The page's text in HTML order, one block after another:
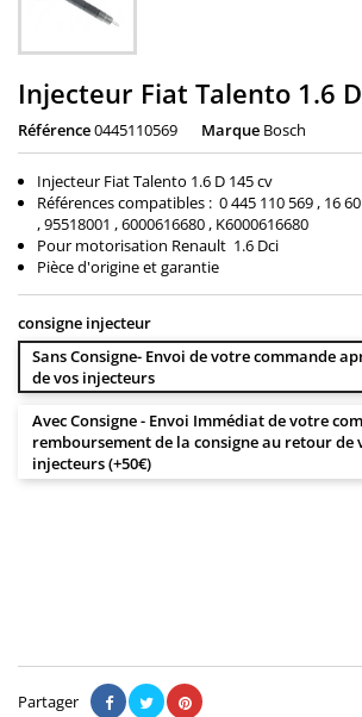
Injecteur Fiat Talento 1.6
Référence0445110569 Marque Bosch
Injecteur Fiat Talento 1.6 D 145 cv
Références compatibles : 0 445 110 569 , 16
, 95518001 , 6000616680 , K6000616680
Pour motorisation Renault 1.6 Dci
Pièce d'origine et garantie
consigne injecteur
Sans Consigne- Envoi de votre commande
de vos injecteurs
Avec Consigne - Envoi Immédiat de votre
remboursement de la consigne au retour de
injecteurs (+50€)
Partager